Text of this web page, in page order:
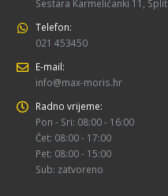
Sestara Karmelićanki 11, Split
Telefon:
021 453450
E-mail:
info@max-moris.hr
Radno vrijeme:
Pon - Sri: 08:00 - 16:00
Čet: 08:00 - 17:00
Pet: 08:00 - 15:00
Sub: zatvoreno